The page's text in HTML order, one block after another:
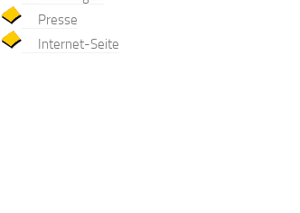
Presse
Internet-Seite